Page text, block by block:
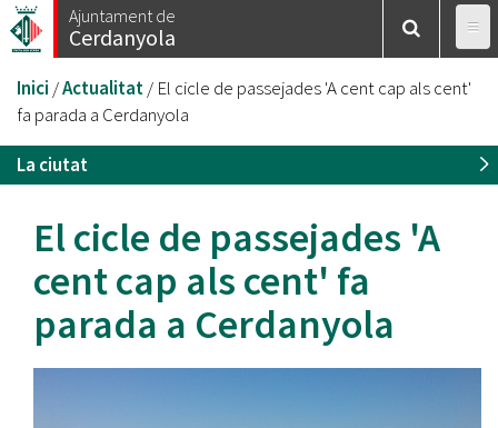
Vés
al
Ajuntament de
Cerdanyola
Esteu
aquí
Inici /Actualitat/ El cicle de passejades 'A cent cap als cent'
fa parada a Cerdanyola
La ciutat
El cicle de passejades 'A
cent cap als cent' fa
parada a Cerdanyola